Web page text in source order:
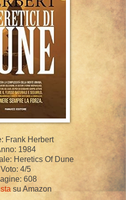
Frank Herbert
1984
Heretics Of Dune
Voto: 4/5
608
su Amazon